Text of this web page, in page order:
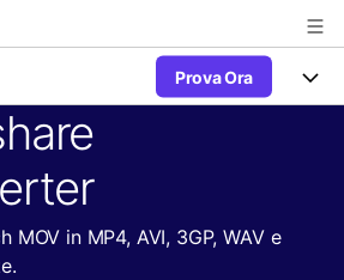
Prova Ora
Video
Windows
MOV in MP4, AVI, 3GP, WAV e